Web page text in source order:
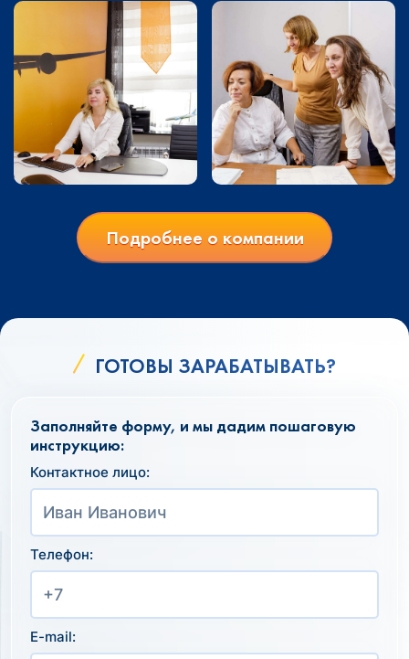
Подробнее о компании
ГОТОВЫ ЗАРАБАТЫВАТЬ?
Заполняйте форму, и мы дадим пошаговую
инструкцию:
Контактное лицо:
Телефон:
E-mail: